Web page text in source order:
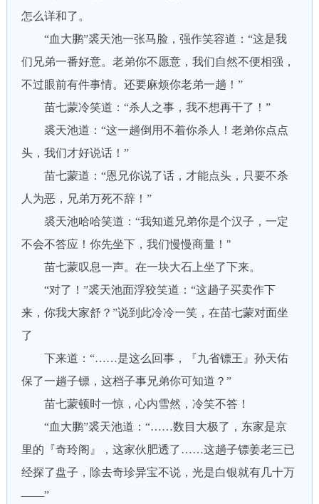
怎么详和了。
“血大鹏”裘天池一张马脸，强作笑容道：“这是我
们兄弟一番好意。老弟你不愿意，我们自然不便相强，
不过眼前有件事情。还要麻烦你老弟一趟！”
苗七蒙冷笑道：“杀人之事，我不想再干了！”
裘天池道：“这一趟倒用不着你杀人！老弟你点点
头，我们才好说话！”
苗七蒙道：“恩兄你说了话，才能点头，只要不杀
人为恶，兄弟万死不辞！”
裘天池哈哈笑道：“我知道兄弟你是个汉子，一定
不会不答应！你先坐下，我们慢慢商量！"
苗七蒙叹息一声。在一块大石上坐了下来。
“对了！”裘天池面浮狡笑道：“这趟子买卖作下
来，你我大家舒？”说到此冷冷一笑，在苗七蒙对面坐
了
下来道：“……是这么回事，『九省镖王』孙天佑
保了一趟子镖，这档子事兄弟你可知道？”
苗七蒙顿时一惊，心内雪然，冷笑不答！
“血大鹏”裘天池道：“……数目大极了，东家是京
里的『奇玲阁』，这家伙肥透了……这趟子镖姜老三已
经探了盘子，除去奇珍异宝不说，光是白银就有几十万
——”